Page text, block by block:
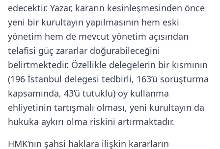
edecektir. Yazar, kararın kesinleşmesinden önce
yeni bir kurultayın yapılmasının hem eski
yönetim hem de mevcut yönetim açısından
telafisi güç zararlar doğurabileceğini
belirtmektedir. Özellikle delegelerin bir kısmının
(196 İstanbul delegesi tedbirli, 163’ü soruşturma
kapsamında, 43’ü tutuklu) oy kullanma
ehliyetinin tartışmalı olması, yeni kurultayın da
hukuka aykırı olma riskini artırmaktadır.
HMK’nın şahsi haklara ilişkin kararların